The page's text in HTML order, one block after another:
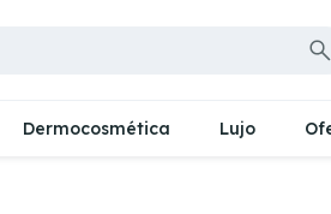
Dermocosmética Lujo